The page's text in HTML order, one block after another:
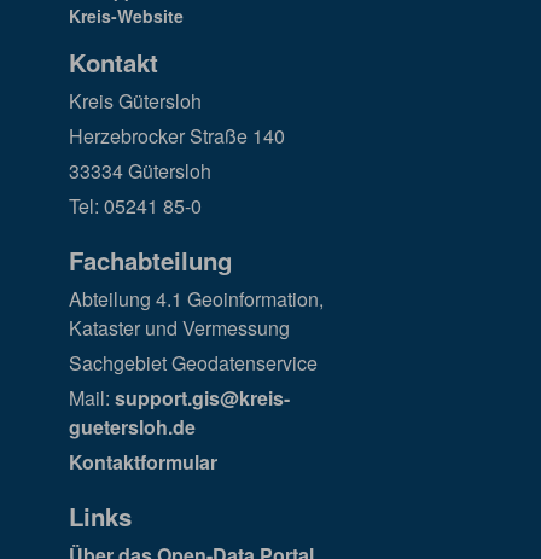
Kontakt
Kreis Gütersloh
Herzebrocker Straße 140
33334 Gütersloh
Tel: 05241 85-0
Fachabteilung
Abteilung 4.1 Geoinformation,
Kataster und Vermessung
Sachgebiet Geodatenservice
Mail: support.gis@kreis-
guetersloh.de
Kontaktformular
Links